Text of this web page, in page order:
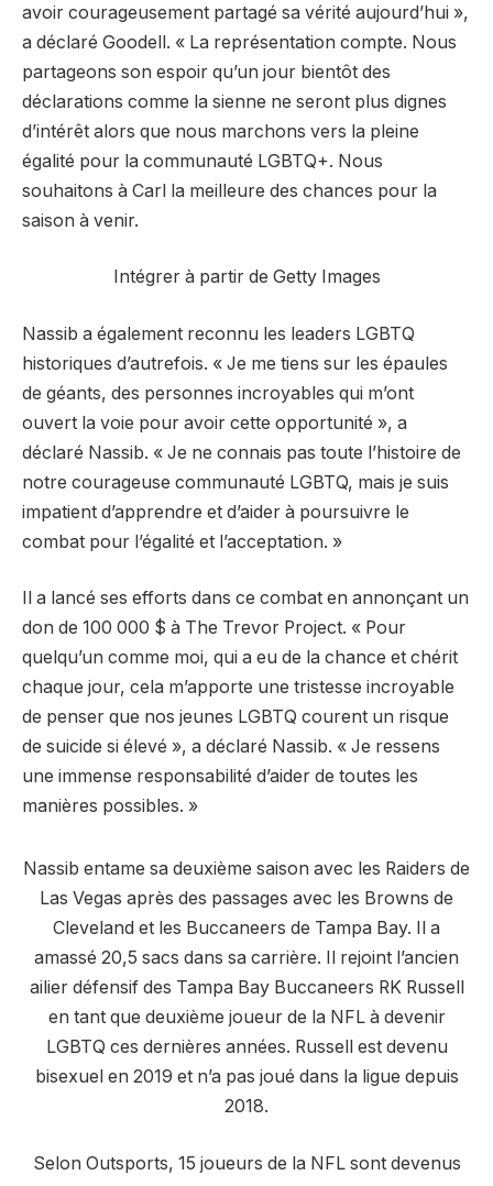
avoir courageusement partagé sa vérité aujourd’hui »,
a déclaré Goodell. « La représentation compte. Nous
partageons son espoir qu’un jour bientôt des
déclarations comme la sienne ne seront plus dignes
d’intérêt alors que nous marchons vers la pleine
égalité pour la communauté LGBTQ+. Nous
souhaitons à Carl la meilleure des chances pour la
saison à venir.
Intégrer à partir de Getty Images
Nassib a également reconnu les leaders LGBTQ
historiques d’autrefois. « Je me tiens sur les épaules
de géants, des personnes incroyables qui m’ont
ouvert la voie pour avoir cette opportunité », a
déclaré Nassib. « Je ne connais pas toute l’histoire de
notre courageuse communauté LGBTQ, mais je suis
impatient d’apprendre et d’aider à poursuivre le
combat pour l’égalité et l’acceptation. »
Il a lancé ses efforts dans ce combat en annonçant un
don de 100 000 $ à The Trevor Project. « Pour
quelqu’un comme moi, qui a eu de la chance et chérit
chaque jour, cela m’apporte une tristesse incroyable
de penser que nos jeunes LGBTQ courent un risque
de suicide si élevé », a déclaré Nassib. « Je ressens
une immense responsabilité d’aider de toutes les
manières possibles. »
Nassib entame sa deuxième saison avec les Raiders de
Las Vegas après des passages avec les Browns de
Cleveland et les Buccaneers de Tampa Bay. Il a
amassé 20,5 sacs dans sa carrière. Il rejoint l’ancien
ailier défensif des Tampa Bay Buccaneers RK Russell
en tant que deuxième joueur de la NFL à devenir
LGBTQ ces dernières années. Russell est devenu
bisexuel en 2019 et n’a pas joué dans la ligue depuis
2018.
Selon Outsports, 15 joueurs de la NFL sont devenus